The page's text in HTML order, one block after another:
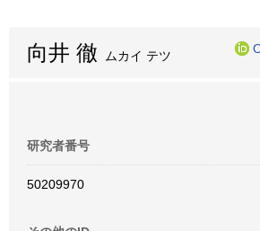
向井 徹 ムカイ テツ
研究者番号
50209970